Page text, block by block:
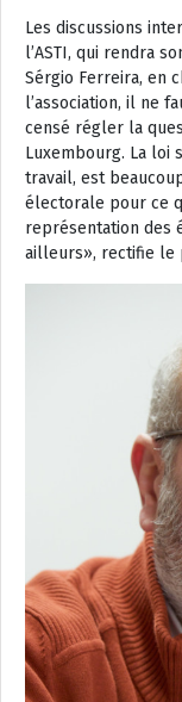
Les discussions
l’ASTI, qui rendra
Sérgio Ferreira, en
l’association, il ne
censé régler la
Luxembourg. La loi
travail, est
électorale pour ce
représentation des
ailleurs», rectifie le